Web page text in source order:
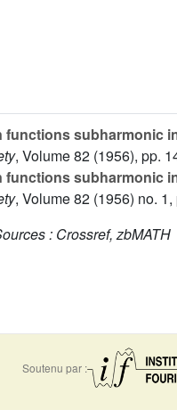
functions subharmonic
, Volume 82 (1956), pp.
functions subharmonic
, Volume 82 (1956) no. 1,
: Crossref, zbMATH
Soutenu par :